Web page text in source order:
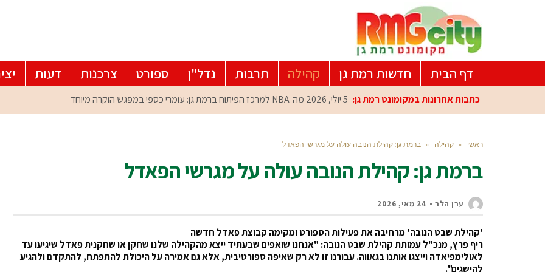
דף הבית חדשות רמת גן קהילה תרבות נדל"ן ספורט צרכנות דעות
כתבות אחרונות במקומונט רמת גן: 5 יולי, 2026 מה-NBA למרכז הפיתוח ברמת גן: עומרי כספי במפגש הוקרה מיוחד
ראשי » קהילה » ברמת גן: קהילת הנובה עולה על מגרשי הפאדל
ברמת גן: קהילת הנובה עולה על מגרשי הפאדל
ערן הלר 24 מאי, 2026
'קהילת שבט הנובה' מרחיבה את פעילות הספורט ומקימה קבוצת פאדל חדשה
ריף פרץ, מנכ"ל עמותת קהילת שבט הנובה: "אנחנו שואפים שבעתיד ייצא מהקהילה שלנו שחקן או שחקנית פאדל שיגיעו עד
לאולימפיאדה וייצגו אותנו בגאווה. עבורנו זו לא רק שאיפה ספורטיבית, אלא גם אמירה על היכולת להתפתח, להתקדם ולהגיע
להישגים".